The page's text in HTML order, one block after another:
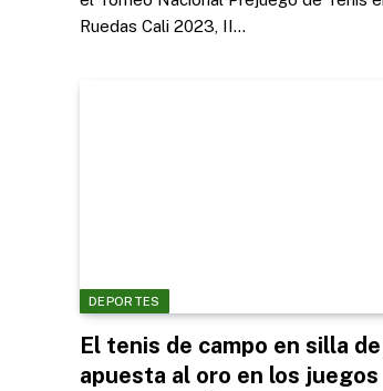
Ruedas Cali 2023, II…
DEPORTES
El tenis de campo en silla
apuesta al oro en los juegos